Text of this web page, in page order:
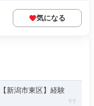
気になる
新潟市東区】経験